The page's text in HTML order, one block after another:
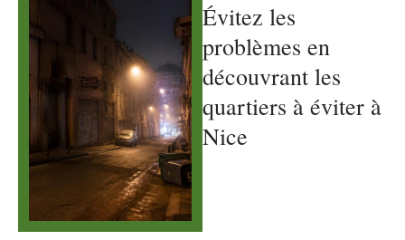
Évitez les
problèmes en
découvrant les
quartiers à éviter à
Nice